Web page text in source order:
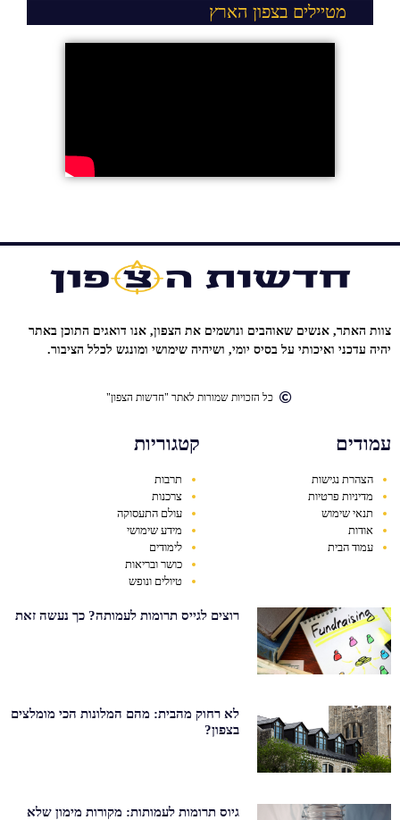
מטיילים בצפון הארץ
צוות האתר, אנשים שאוהבים ונושמים את הצפון, אנו דואגים התוכן באתר
יהיה עדכני ואיכותי על בסיס יומי, ושיהיה שימושי ומונגש לכלל הציבור.
כל הזכויות שמורות לאתר "חדשות הצפון"
עמודים
הצהרת נגישות
מדיניות פרטיות
תנאי שימוש
אודות
עמוד הבית
קטגוריות
תרבות
צרכנות
עולם התעסוקה
מידע שימושי
לימודים
כושר ובריאות
טיולים ונופש
רוצים לגייס תרומות לעמותה? כך נעשה זאת
לא רחוק מהבית: מהם המלונות הכי מומלצים
בצפון?
גיוס תרומות לעמותות: מקורות מימון שלא